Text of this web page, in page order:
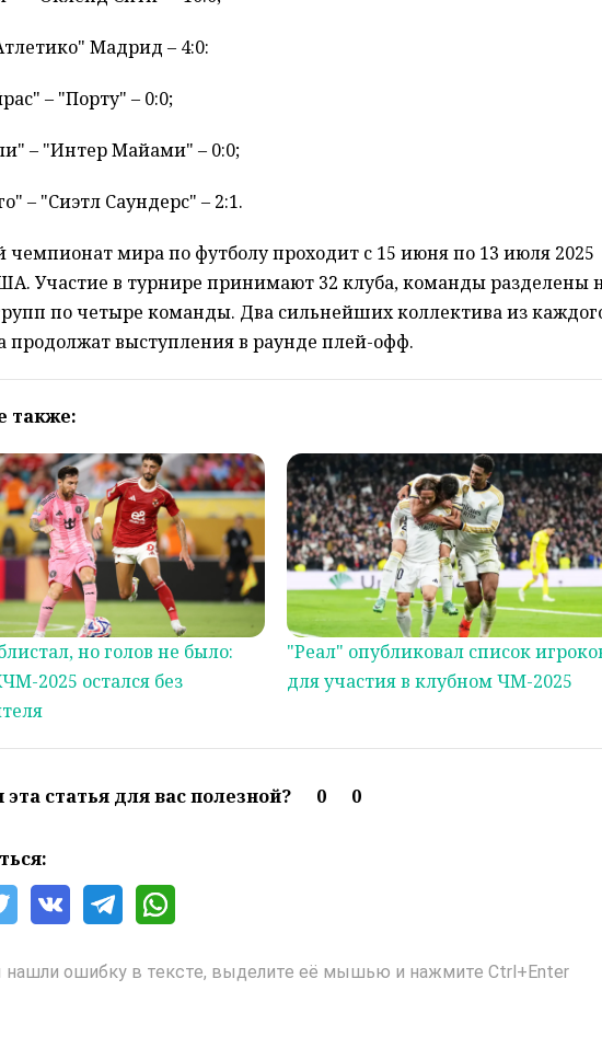
Мадрид – 4:0:
– "Порту" – 0:0;
– "Интер Майами" – 0:0;
– "Сиэтл Саундерс" – 2:1.
чемпионат мира по футболу проходит с 15 июня по 13 июля 2025
Участие в турнире принимают 32 клуба, команды разделены
по четыре команды. Два сильнейших коллектива из
продолжат выступления в раунде плей-офф.
также:
но голов не было:
2025 остался без
"Реал" опубликовал список
для участия в клубном ЧМ-2025
статья для вас полезной? 0 0
нашли ошибку в тексте, выделите её мышью и нажмите Ctrl+Enter